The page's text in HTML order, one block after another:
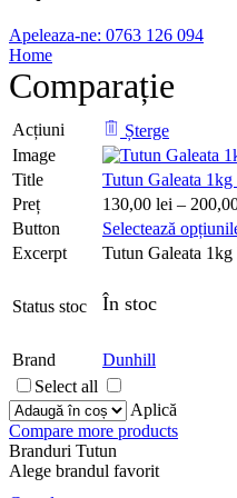
Apeleaza-ne: 0763 126 094
Home
Comparație
Acțiuni
Șterge
Image
Title
Tutun Galeata
Preț
130,00 lei –
Button
Selectează
Excerpt
Tutun Galeata
Status stoc În stoc
Brand
Dunhill
Select all
Aplică
Compare more products
Branduri Tutun
Alege brandul favorit